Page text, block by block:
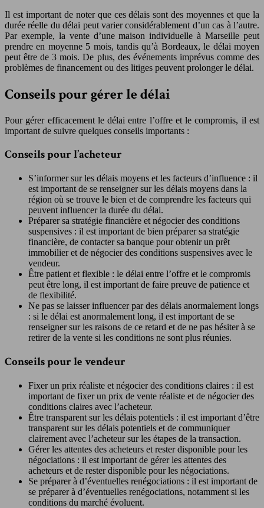
Il est important de noter que ces délais sont des moyennes et que la
durée réelle du délai peut varier considérablement d’un cas à l’autre.
Par exemple, la vente d’une maison individuelle à Marseille peut
prendre en moyenne 5 mois, tandis qu’à Bordeaux, le délai moyen
peut être de 3 mois. De plus, des événements imprévus comme des
problèmes de financement ou des litiges peuvent prolonger le délai.
Conseils pour gérer le délai
Pour gérer efficacement le délai entre l’offre et le compromis, il est
important de suivre quelques conseils importants :
Conseils pour l’acheteur
S’informer sur les délais moyens et les facteurs d’influence : il
est important de se renseigner sur les délais moyens dans la
région où se trouve le bien et de comprendre les facteurs qui
peuvent influencer la durée du délai.
Préparer sa stratégie financière et négocier des conditions
suspensives : il est important de bien préparer sa stratégie
financière, de contacter sa banque pour obtenir un prêt
immobilier et de négocier des conditions suspensives avec le
vendeur.
Être patient et flexible : le délai entre l’offre et le compromis
peut être long, il est important de faire preuve de patience et
de flexibilité.
Ne pas se laisser influencer par des délais anormalement longs
: si le délai est anormalement long, il est important de se
renseigner sur les raisons de ce retard et de ne pas hésiter à se
retirer de la vente si les conditions ne sont plus réunies.
Conseils pour le vendeur
Fixer un prix réaliste et négocier des conditions claires : il est
important de fixer un prix de vente réaliste et de négocier des
conditions claires avec l’acheteur.
Être transparent sur les délais potentiels : il est important d’être
transparent sur les délais potentiels et de communiquer
clairement avec l’acheteur sur les étapes de la transaction.
Gérer les attentes des acheteurs et rester disponible pour les
négociations : il est important de gérer les attentes des
acheteurs et de rester disponible pour les négociations.
Se préparer à d’éventuelles renégociations : il est important de
se préparer à d’éventuelles renégociations, notamment si les
conditions du marché évoluent.